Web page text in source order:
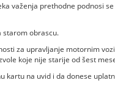
važenja prethodne podnosi
starom obrascu.
za upravljanje motornim
koje nije starije od šest
kartu na uvid i da donese